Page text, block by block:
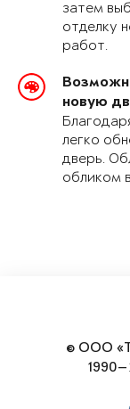
затем
отделку
работ.
новую
легко
дверь.
обликом
© ООО